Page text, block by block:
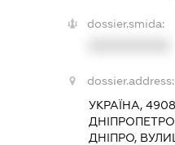
dossier.smida:
dossier.address:
УКРАЇНА,
ДНІПРО,